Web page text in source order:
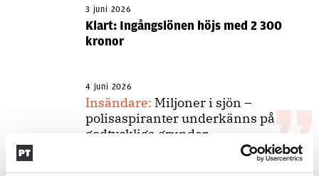
3 juni 2026
Klart: Ingångslönen höjs med 2 300
kronor
4 juni 2026
Insändare: Miljoner i sjön –
polisaspiranter underkänns på
godtyckliga grunder